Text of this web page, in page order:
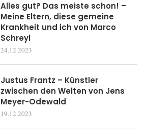
Alles gut? Das meiste schon! –
Meine Eltern, diese gemeine
Krankheit und ich von Marco
Schreyl
24.12.2023
Justus Frantz – Künstler
zwischen den Welten von Jens
Meyer-Odewald
19.12.2023